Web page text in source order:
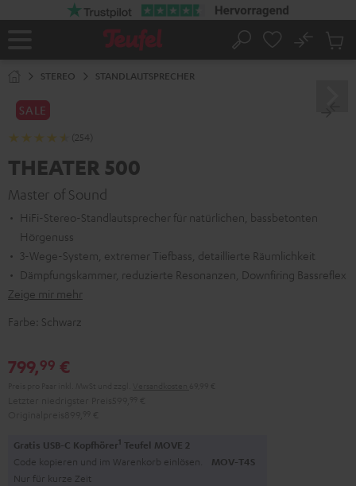
Startseite
Suche
No
STEREO STANDLAUTSPRECHER
SALE
(254)
THEATER 500
Master of Sound
HiFi-Stereo-Standlautsprecher für natürlichen, bassbetonten
Hörgenuss
3-Wege-System, extremer Tiefbass, detaillierte Räumlichkeit
Dämpfungskammer, reduzierte Resonanzen, Downfiring Bassreflex
Zeige mir mehr
Farbe: Schwarz
799,99 €
Gratis USB-C Kopfhörer1 Teufel MOVE 2
Code kopieren und im Warenkorb einlösen. MOV-T4S
Nur für kurze Zeit